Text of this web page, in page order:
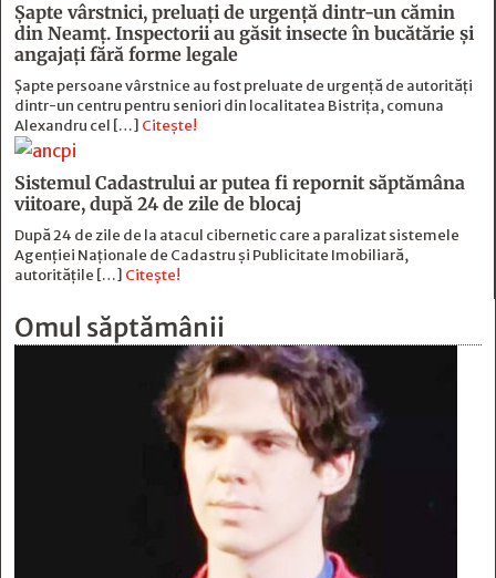
Șapte vârstnici, preluați de urgență dintr-un cămin
din Neamț. Inspectorii au găsit insecte în bucătărie și
angajați fără forme legale
Șapte persoane vârstnice au fost preluate de urgență de autorități
dintr-un centru pentru seniori din localitatea Bistrița, comuna
Alexandru cel […] Citește!
Sistemul Cadastrului ar putea fi repornit săptămâna
viitoare, după 24 de zile de blocaj
După 24 de zile de la atacul cibernetic care a paralizat sistemele
Agenției Naționale de Cadastru și Publicitate Imobiliară,
autoritățile […] Citește!
Omul săptămânii